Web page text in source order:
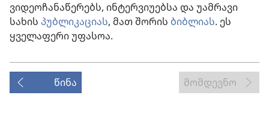
ვიდეოჩანაწერებს, ინტერვიუებსა და უამრავი
სახის პუბლიკაციას, მათ შორის ბიბლიას. ეს
ყველაფერი უფასოა.
წინა მომდევნო